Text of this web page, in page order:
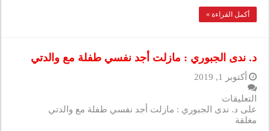
أكمل القراءة »
د. ندى الجبوري : مازلت أجد نفسي طفلة مع والدتي
أكتوبر 1, 2019
التعليقات
على د. ندى الجبوري : مازلت أجد نفسي طفلة مع والدتي
مغلقة